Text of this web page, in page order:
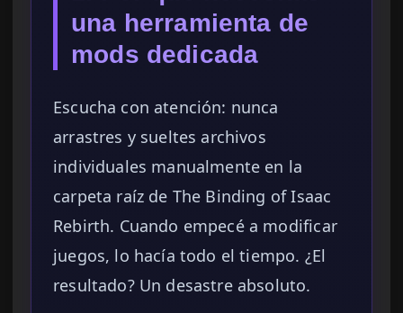
una herramienta de
mods dedicada
Escucha con atención: nunca
arrastres y sueltes archivos
individuales manualmente en la
carpeta raíz de The Binding of Isaac
Rebirth. Cuando empecé a modificar
juegos, lo hacía todo el tiempo. ¿El
resultado? Un desastre absoluto.